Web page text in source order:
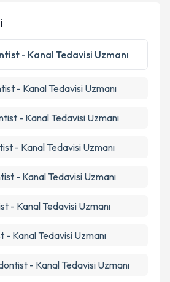
işlenmesine ilişkin
ve kişisel verilerimin belirtilen
kabul ediyorum.
- Kanal Tedavisi Uzmanı
- Kanal Tedavisi Uzmanı
- Kanal Tedavisi Uzmanı
- Kanal Tedavisi Uzmanı
- Kanal Tedavisi Uzmanı
- Kanal Tedavisi Uzmanı
- Kanal Tedavisi Uzmanı
- Kanal Tedavisi Uzmanı